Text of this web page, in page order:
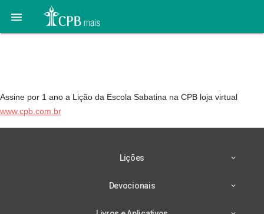

Assine por 1 ano a Lição da Escola Sabatina na CPB loja virtual
www.cpb.com.br
Lições
Devocionais